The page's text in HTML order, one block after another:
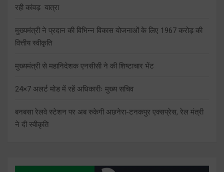
रही कांवड़ यात्रा
मुख्यमंत्री ने प्रदान की विभिन्न विकास योजनाओं के लिए 1967 करोड़ की
वित्तीय स्वीकृति
मुख्यमंत्री से महानिदेशक एनसीसी ने की शिष्टाचार भेंट
24×7 अलर्ट मोड में रहें अधिकारीः मुख्य सचिव
बनबसा रेलवे स्टेशन पर अब रुकेगी अछनेरा-टनकपुर एक्सप्रेस, रेल मंत्री
ने दी स्वीकृति